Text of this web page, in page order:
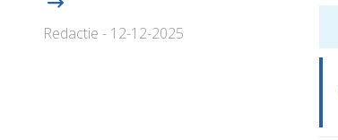
Redactie - 12-12-2025